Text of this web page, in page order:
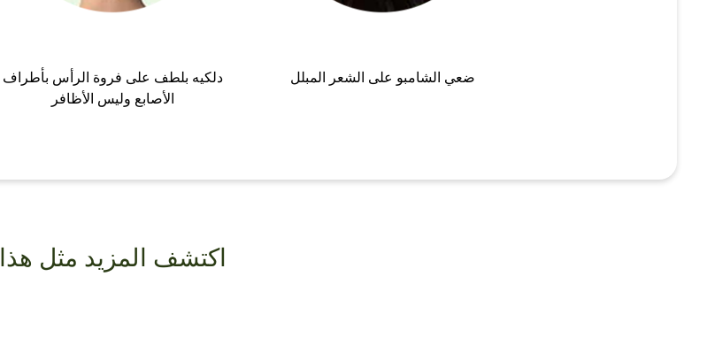
ضعي الشامبو على الشعر المبلل
دلكيه بلطف على فروة الرأس بأطراف
الأصابع وليس الأظافر
اكتشف المزيد مثل هذا